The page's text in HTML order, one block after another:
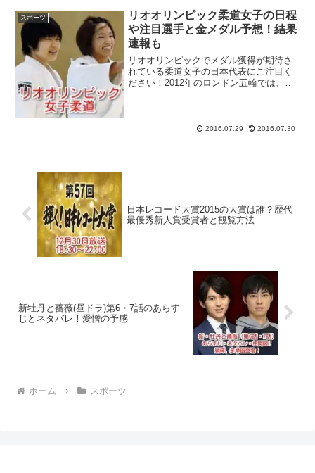
スポーツ
リオオリンピック柔道女子の日程
や注目選手と金メダル予想！結果
速報も
リオオリンピックでメダル獲得が期待さ
れている柔道女子の日本代表にご注目く
ださい！2012年のロンドン五輪では、金
ピックではロンドン...2016.07.29 2016.07.30
日本レコード大賞2015の大賞は誰？歴代
最優秀新人賞受賞者と観覧方法
新牡丹と薔薇(昼ドラ)第6・7話のあらす
じとネタバレ！愛憎の予感
ホーム スポーツ